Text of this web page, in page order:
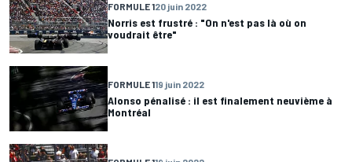
FORMULE 120 juin 2022
Norris est frustré : "On n'est pas là où on
voudrait être"
FORMULE 119 juin 2022
Alonso pénalisé : il est finalement neuvième à
Montréal